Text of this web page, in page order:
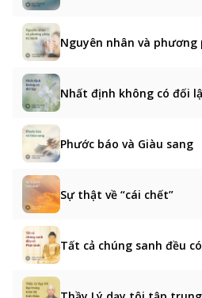
Nguyên nhân và
Nhất định không có đối
Phước báo và Giàu sang
Sự thật về “cái chết”
Tất cả chúng sanh đều